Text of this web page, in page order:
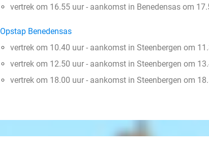
vertrek om 16.55 uur - aankomst in Benedensas om
Opstap Benedensas
vertrek om 10.40 uur - aankomst in Steenbergen om
vertrek om 12.50 uur - aankomst in Steenbergen om
vertrek om 18.00 uur - aankomst in Steenbergen om